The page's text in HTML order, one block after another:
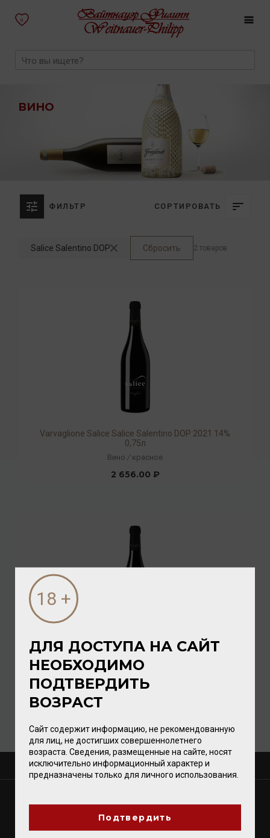
0
ВИНО
ФИЛЬТР СОРТИРОВАТЬ
Salice Salentino DOP Сбросить 2 товаров
Varvaglione Salice Salice Salentino DOP 2021 14%
0,75л
Вино / красное
2 656.00 ₽
Varvaglione Salice Salice Salentino DOP 2022 13,5%
0,75л
Вино/ красное
О КОМПАНИИ
ДЛЯ ДОСТУПА НА САЙТ
НЕОБХОДИМО
ПОДТВЕРДИТЬ
ВОЗРАСТ
Сайт содержит информацию, не рекомендованную
для лиц, не достигших совершеннолетнего
возраста. Сведения, размещенные на сайте, носят
исключительно информационный характер и
предназначены только для личного использования.
Подтвердить